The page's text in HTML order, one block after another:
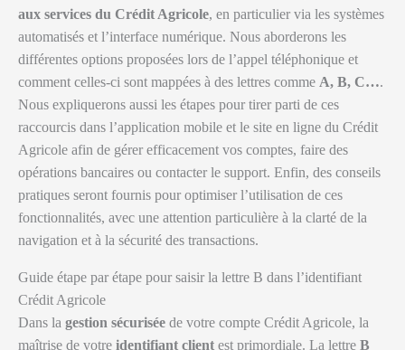
aux services du Crédit Agricole, en particulier via les systèmes
automatisés et l’interface numérique. Nous aborderons les
différentes options proposées lors de l’appel téléphonique et
comment celles-ci sont mappées à des lettres comme A, B, C….
Nous expliquerons aussi les étapes pour tirer parti de ces
raccourcis dans l’application mobile et le site en ligne du Crédit
Agricole afin de gérer efficacement vos comptes, faire des
opérations bancaires ou contacter le support. Enfin, des conseils
pratiques seront fournis pour optimiser l’utilisation de ces
fonctionnalités, avec une attention particulière à la clarté de la
navigation et à la sécurité des transactions.
Guide étape par étape pour saisir la lettre B dans l’identifiant
Crédit Agricole
Dans la gestion sécurisée de votre compte Crédit Agricole, la
maîtrise de votre identifiant client est primordiale. La lettre B